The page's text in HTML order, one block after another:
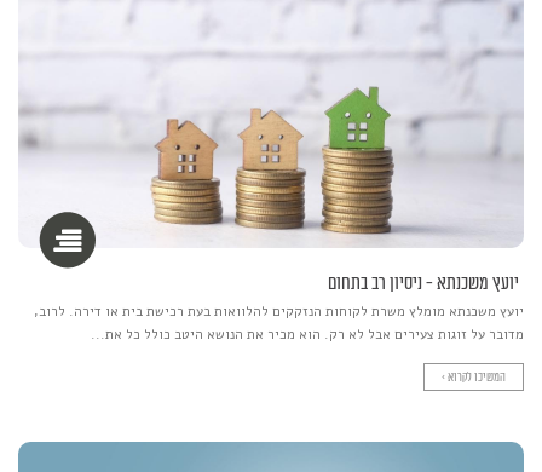
יועץ משכנתא - ניסיון רב בתחום
יועץ משכנתא מומלץ משרת לקוחות הנזקקים להלוואות בעת רכישת בית או דירה. לרוב,
מדובר על זוגות צעירים אבל לא רק. הוא מכיר את הנושא היטב כולל כל את...
המשיכו לקרוא >